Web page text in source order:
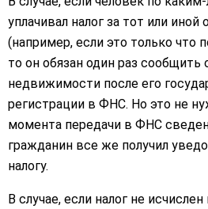
уплачивал налог за тот или
(например, если это только что
то он обязан один раз сообщить
недвижимости после его
регистрации в ФНС. Но это не
момента передачи в ФНС
гражданин все же получил
налогу.
В случае, если налог не